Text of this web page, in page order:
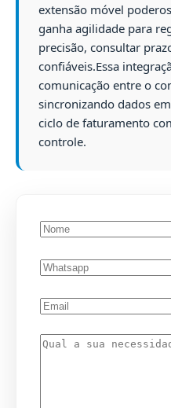
extensão móvel
ganha agilidade para
precisão, consultar
confiáveis.Essa
comunicação entre o
sincronizando dados
ciclo de faturamento
controle.